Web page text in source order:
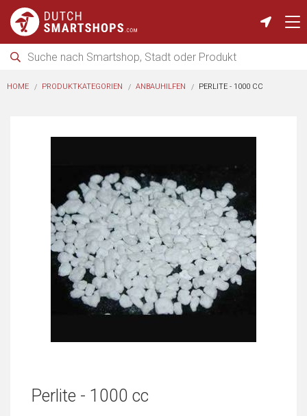
HOME PRODUKTKATEGORIEN ANBAUHILFEN PERLITE - 1000 CC
Perlite - 1000 cc